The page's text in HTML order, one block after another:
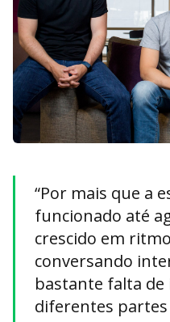
“Por mais que a
funcionado até
crescido em
conversando
bastante falta
diferentes partes